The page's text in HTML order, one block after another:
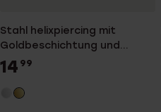
Stahl helixpiercing mit
Goldbeschichtung und
Zirkonia
14 99